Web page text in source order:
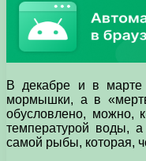
В декабре и в
мормышки, а в
обусловлено, можно,
температурой воды,
самой рыбы, которая,